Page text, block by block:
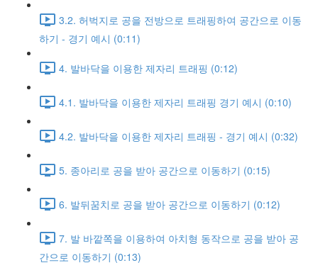
3.2. 허벅지로 공을 전방으로 트래핑하여 공간으로 이동
하기 - 경기 예시 (0:11)
4. 발바닥을 이용한 제자리 트래핑 (0:12)
4.1. 발바닥을 이용한 제자리 트래핑 경기 예시 (0:10)
4.2. 발바닥을 이용한 제자리 트래핑 - 경기 예시 (0:32)
5. 종아리로 공을 받아 공간으로 이동하기 (0:15)
6. 발뒤꿈치로 공을 받아 공간으로 이동하기 (0:12)
7. 발 바깥쪽을 이용하여 아치형 동작으로 공을 받아 공
간으로 이동하기 (0:13)